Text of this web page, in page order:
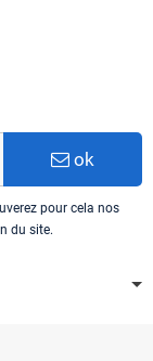
ok
pour cela nos
du site.